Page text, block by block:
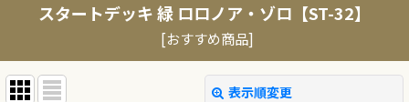
スタートデッキ 緑 ロロノア・ゾロ【ST-32】
[おすすめ商品]
表示順変更